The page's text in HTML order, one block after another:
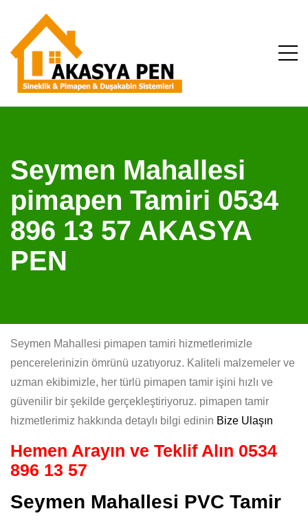
Seymen Mahallesi
pimapen Tamiri 0534
896 13 57 AKASYA
PEN
Seymen Mahallesi pimapen tamiri hizmetlerimizle
pencerelerinizin ömrünü uzatıyoruz. Kaliteli malzemeler ve
uzman ekibimizle, her türlü pimapen tamir işini hızlı ve
güvenilir bir şekilde gerçekleştiriyoruz. pimapen tamir
hizmetlerimiz hakkında detaylı bilgi edinin Bize Ulaşın
Hemen Arayın ve Teklif Alın 0534
896 13 57
Seymen Mahallesi PVC Tamir